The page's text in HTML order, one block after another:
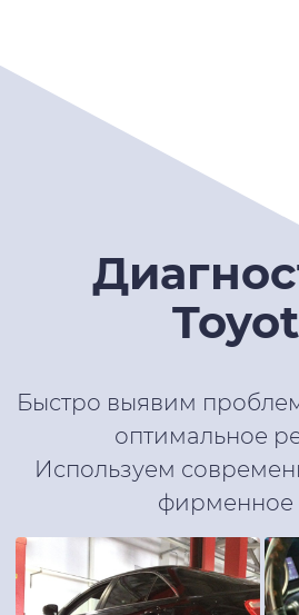
Быстро выявим
оптимальное
Используем